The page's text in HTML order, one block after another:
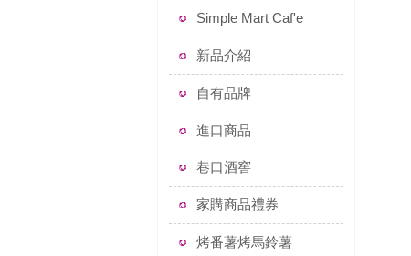
Simple Mart Caf'e
新品介紹
自有品牌
進口商品
巷口酒窖
家購商品禮券
烤番薯烤馬鈴薯